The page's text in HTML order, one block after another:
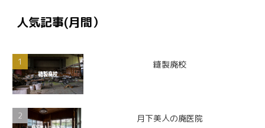
人気記事(月間）
縫製廃校
月下美人の廃医院